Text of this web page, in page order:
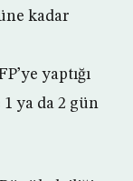
kadar
yaptığı
ya da 2 gün